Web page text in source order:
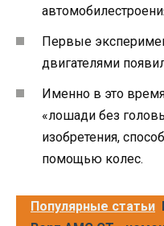
Первые
двигателями
Именно в это
«лошади без
изобретения,
помощью колес.
Популярные статьи